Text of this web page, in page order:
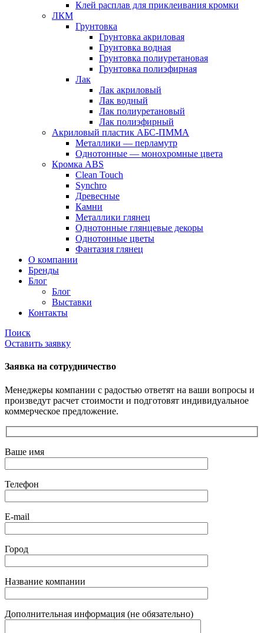
Клей расплав для приклеивания кромки
ЛКМ
Грунтовка
Грунтовка акриловая
Грунтовка водная
Грунтовка полиуретановая
Грунтовка полиэфирная
Лак
Лак акриловый
Лак водный
Лак полиуретановый
Лак полиэфирный
Акриловый пластик АБС-ПММА
Металлики — перламутр
Однотонные — монохромные цвета
Кромка ABS
Clean Touch
Synchro
Древесные
Камни
Металлики глянец
Однотонные глянцевые декоры
Однотонные цветы
Фантазия глянец
О компании
Бренды
Блог
Блог
Выставки
Контакты
Поиск
Оставить заявку
Заявка на сотрудничество
Менеджеры компании с радостью ответят на ваши вопросы и
произведут расчет стоимости и подготовят индивидуальное
коммерческое предложение.
Ваше имя
Телефон
E-mail
Город
Название компании
Дополнительная информация (не обязательно)